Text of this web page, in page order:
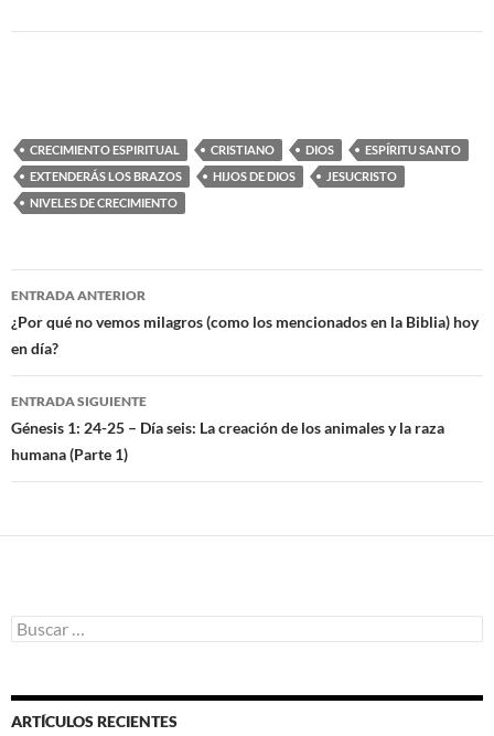
CRECIMIENTO ESPIRITUAL CRISTIANO DIOS
ESPÍRITU SANTO
EXTENDERÁS LOS BRAZOS
HIJOS DE DIOS
JESUCRISTO
NIVELES DE CRECIMIENTO
Navegación
de
entradas
ENTRADA ANTERIOR
¿Por qué no vemos milagros (como los mencionados en la Biblia) hoy
en día?
ENTRADA SIGUIENTE
Génesis 1: 24-25 – Día seis: La creación de los animales y la raza
humana (Parte 1)
B
u
a
r
ARTÍCULOS RECIENTES